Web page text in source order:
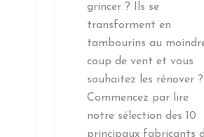
grincer ? Ils se
transforment en
tambourins au
coup de vent et vous
souhaitez les rénover ?
Commencez par lire
notre sélection des 10
principaux fabricants